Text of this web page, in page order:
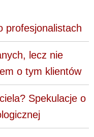
profesjonalistach
lecz nie
o tym klientów
Spekulacje o